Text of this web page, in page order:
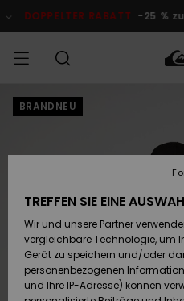
ProduktinformationRABATT -25 %
MÄNNER
Flip-
Surf
JUNGEN
Flip-
Surf
FRAUEN
Snow
SURF
Kinder
SNOW
Kinder
Snow
KINDER
Outlet
Frauen
Versand
BRANDNEU
TREFFEN SIE EINE
Wir und unsere Partner
vergleichbare Technologie, um
Gerät zu speichern und/oder
personenbezogenen
und Ihre IP-Adresse) können